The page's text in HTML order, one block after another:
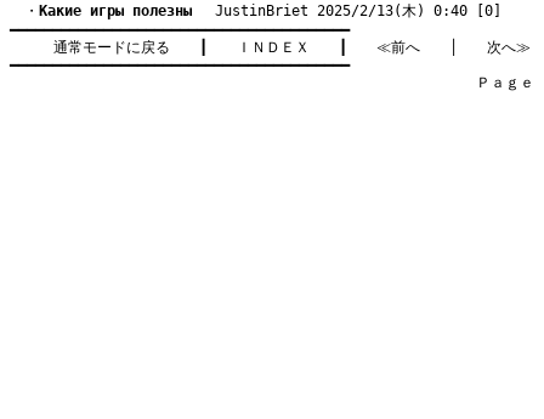
・ Kакие игры полезны JustinBriet 2025/2/13(木) 0:40 [0]
━━━━━━━━━━━━━━━━━━━━━━━━━━━━━━━━━━━━━━━━
通常モードに戻る
ＩＮＤＥＸ ≪前へ
次へ≫
━━━━━━━━━━━━━━━━━━━━━━━━━━━━━━━━━━━━━━━━
Ｐａｇｅ